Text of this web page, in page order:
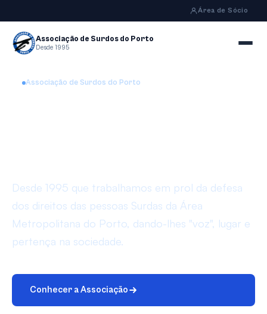
Área de Sócio
Associação de Surdos do Porto
Desde 1995
Associação de Surdos do Porto
Desde 1995 que trabalhamos em prol da defesa
dos direitos das pessoas Surdas da Área
Metropolitana do Porto, dando-lhes "voz", lugar e
pertença na sociedade.
Conhecer a Associação